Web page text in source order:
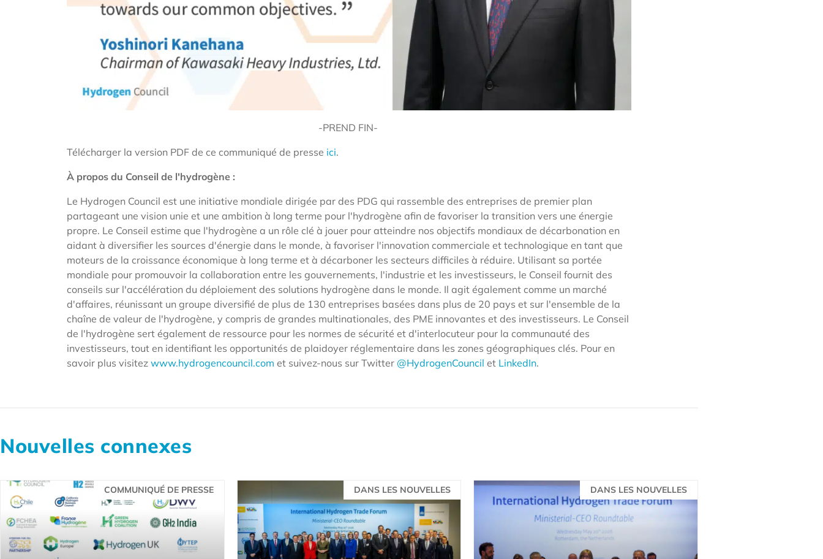
-PREND FIN-
Télécharger la version PDF de ce communiqué de presse ici.
À propos du Conseil de l'hydrogène :
Le Hydrogen Council est une initiative mondiale dirigée par des PDG qui rassemble des entreprises de premier plan
partageant une vision unie et une ambition à long terme pour l'hydrogène afin de favoriser la transition vers une énergie
propre. Le Conseil estime que l'hydrogène a un rôle clé à jouer pour atteindre nos objectifs mondiaux de décarbonation en
aidant à diversifier les sources d'énergie dans le monde, à favoriser l'innovation commerciale et technologique en tant que
moteurs de la croissance économique à long terme et à décarboner les secteurs difficiles à réduire. Utilisant sa portée
mondiale pour promouvoir la collaboration entre les gouvernements, l'industrie et les investisseurs, le Conseil fournit des
conseils sur l'accélération du déploiement des solutions hydrogène dans le monde. Il agit également comme un marché
d'affaires, réunissant un groupe diversifié de plus de 130 entreprises basées dans plus de 20 pays et sur l'ensemble de la
chaîne de valeur de l'hydrogène, y compris de grandes multinationales, des PME innovantes et des investisseurs. Le Conseil
de l'hydrogène sert également de ressource pour les normes de sécurité et d'interlocuteur pour la communauté des
investisseurs, tout en identifiant les opportunités de plaidoyer réglementaire dans les zones géographiques clés. Pour en
savoir plus visitez www.hydrogencouncil.com et suivez-nous sur Twitter @HydrogenCouncil et LinkedIn.
Nouvelles connexes
COMMUNIQUÉ DE PRESSE DANS LES NOUVELLES DANS LES NOUVELLES